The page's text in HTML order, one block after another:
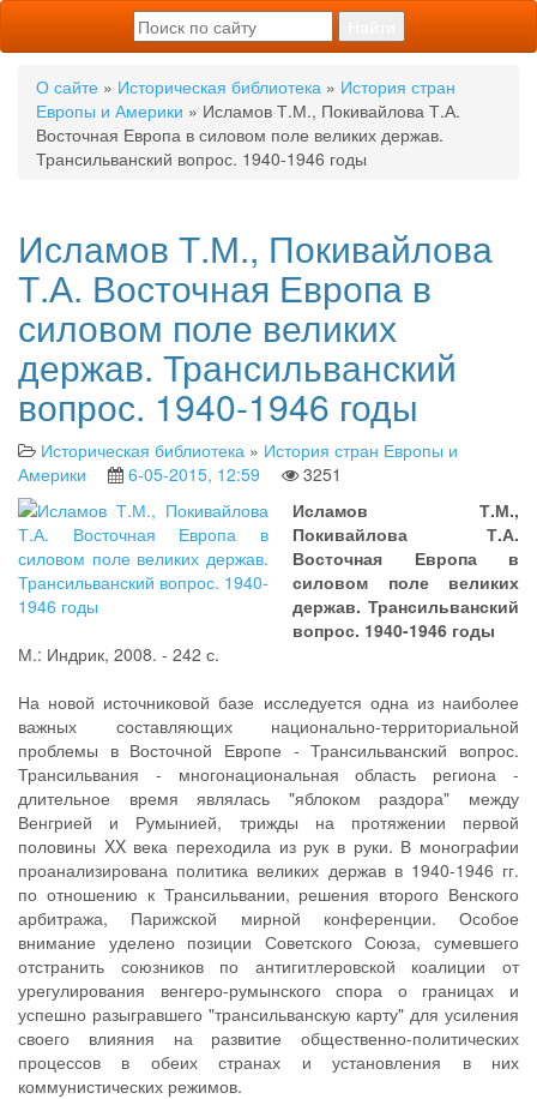
О сайте » Историческая библиотека » История стран
Европы и Америки » Исламов Т.М., Покивайлова Т.А.
Восточная Европа в силовом поле великих держав.
Трансильванский вопрос. 1940-1946 годы
Исламов Т.М., Покивайлова
Т.А. Восточная Европа в
силовом поле великих
держав. Трансильванский
вопрос. 1940-1946 годы
Историческая библиотека » История стран Европы и
Америки
6-05-2015, 12:59
3251
Исламов Т.М.,
Покивайлова Т.А.
Восточная Европа в
силовом поле великих
держав. Трансильванский
вопрос. 1940-1946 годы
М.: Индрик, 2008. - 242 с.
На новой источниковой базе исследуется одна из наиболее
важных составляющих национально-территориальной
проблемы в Восточной Европе - Трансильванский вопрос.
Трансильвания - многонациональная область региона -
длительное время являлась "яблоком раздора" между
Венгрией и Румынией, трижды на протяжении первой
половины XX века переходила из рук в руки. В монографии
проанализирована политика великих держав в 1940-1946 гг.
по отношению к Трансильвании, решения второго Венского
арбитража, Парижской мирной конференции. Особое
внимание уделено позиции Советского Союза, сумевшего
отстранить союзников по антигитлеровской коалиции от
урегулирования венгеро-румынского спора о границах и
успешно разыгравшего "трансильванскую карту" для усиления
своего влияния на развитие общественно-политических
процессов в обеих странах и установления в них
коммунистических режимов.